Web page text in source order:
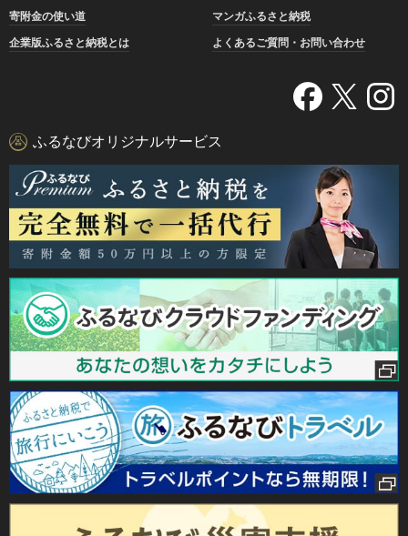
寄附金の使い道
マンガふるさと納税
企業版ふるさと納税とは
よくあるご質問・お問い合わせ
ふるなびオリジナルサービス